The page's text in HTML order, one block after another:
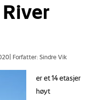
Forfatter: Sindre Vik
er et 14 etasjer
høyt